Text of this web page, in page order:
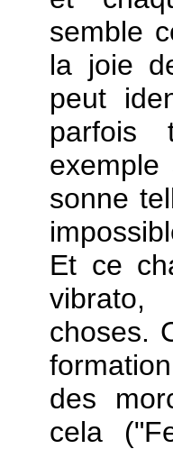
semble
la joie
peut
parfois
sonne
Et ce
vibrato,
choses.
des
cela